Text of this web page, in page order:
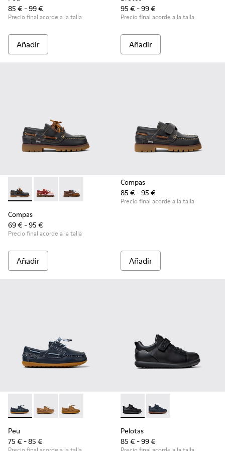
85 € - 99 €
Precio final acorde a la talla
Añadir
95 € - 99 €
Precio final acorde a la talla
Añadir
Compas - K800416-001 - Zapatos náuticos de piel azules
Compas - K800416-008 - Zapatos náuticos de piel
Compas - K800416-007 - Náuticos de piel
Compas
69 € - 95 €
Precio final acorde a la talla
Añadir
Compas
85 € - 95 €
Precio final acorde a la talla
Añadir
Peu - K800689-002 - Zapatos náuticos de piel azules para
Peu - K800689-004 - Zapatos náuticos de piel
Peu - K800689-001
Peu
75 € - 85 €
Pelotas - K800316-003 -
Pelotas - K800316-
Pelotas
85 € - 99 €